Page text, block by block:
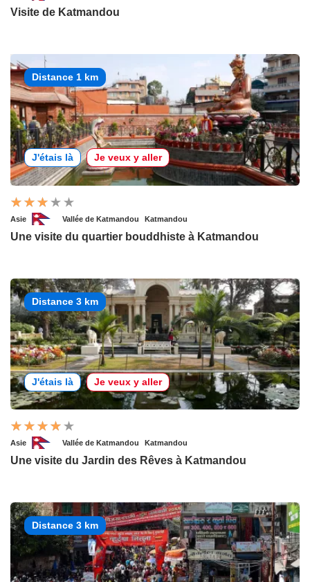
Visite de Katmandou
Distance 1 km
J'étais là Je veux y aller
Asie Vallée de Katmandou Katmandou
Une visite du quartier bouddhiste à Katmandou
Distance 3 km
J'étais là Je veux y aller
Asie Vallée de Katmandou Katmandou
Une visite du Jardin des Rêves à Katmandou
Distance 3 km